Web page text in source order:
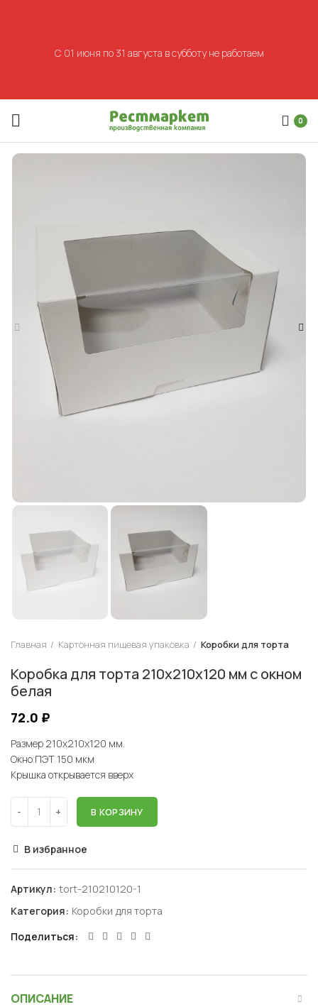
0
Главная Картонная пищевая упаковка Коробки для торта
Коробка для торта 210х210х120 мм с окном
белая
72.0 ₽
Размер 210х210х120 мм.
Окно ПЭТ 150 мкм
Крышка открывается вверх
В КОРЗИНУ
В избранное
Артикул: tort-210210120-1
Категория: Коробки для торта
Поделиться
ОПИСАНИЕ
С 01 июня по 31 августа в субботу не работаем